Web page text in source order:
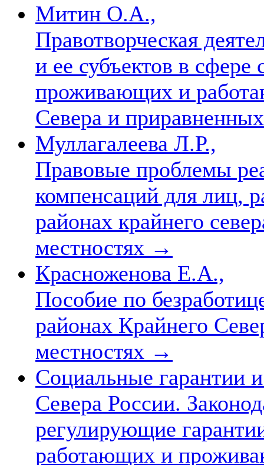
Митин О.А.,
Правотворческая
и ее субъектов в
проживающих и
Севера и
Муллагалеева Л.Р.,
Правовые проблемы
компенсаций для лиц,
районах крайнего
местностях →
Красноженова Е.А.,
Пособие по
районах Крайнего
местностях →
Социальные гарантии
Севера России.
регулирующие
работающих и